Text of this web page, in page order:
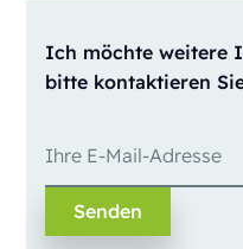
Ich möchte weitere
bitte kontaktieren